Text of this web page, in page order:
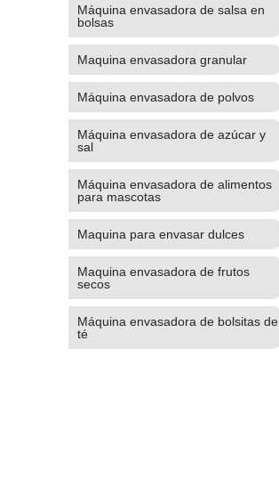
Máquina envasadora de salsa en
bolsas
Maquina envasadora granular
Máquina envasadora de polvos
Máquina envasadora de azúcar y
sal
Máquina envasadora de alimentos
para mascotas
Maquina para envasar dulces
Maquina envasadora de frutos
secos
Máquina envasadora de bolsitas de
té